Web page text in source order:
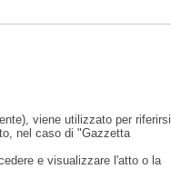
viene utilizzato per riferirsi
nel caso di "Gazzetta
e visualizzare l'atto o la